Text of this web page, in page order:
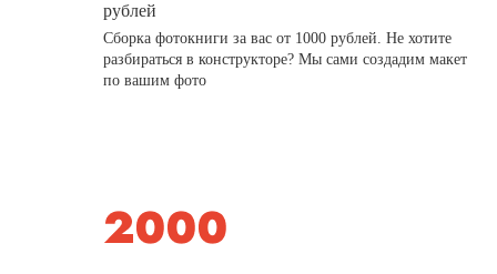
рублей
Сборка фотокниги за вас от 1000 рублей. Не хотите
разбираться в конструкторе? Мы сами создадим макет
по вашим фото